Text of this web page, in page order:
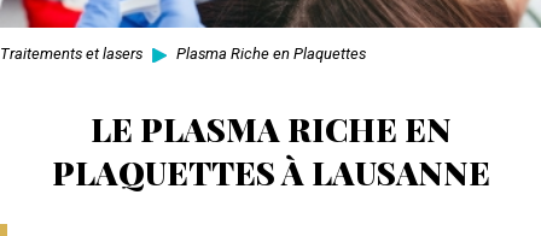
Traitements et lasers Plasma Riche en Plaquettes
LE PLASMA RICHE EN
PLAQUETTES À LAUSANNE